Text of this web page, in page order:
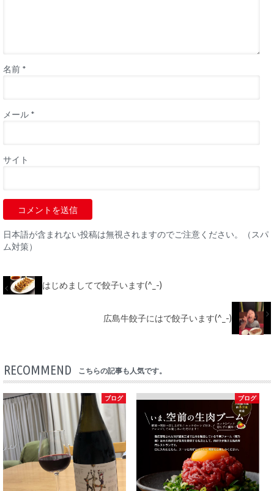
名前 *
メール *
サイト
日本語が含まれない投稿は無視されますのでご注意ください。（スパ
ム対策）
はじめましてで餃子います(^_-)
広島牛餃子にはで餃子います(^_-)
RECOMMEND こちらの記事も人気です。
ブログ ブログ